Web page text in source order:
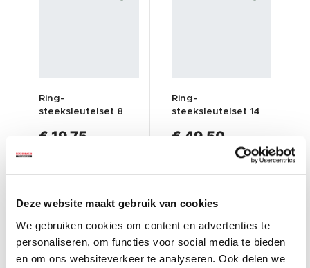
Deze website maakt gebruik van cookies
We gebruiken cookies om content en advertenties te
personaliseren, om functies voor social media te bieden
en om ons websiteverkeer te analyseren. Ook delen we
Ring-
steeksleutelset 8
levenslange
€ 19,75
Verzendkosten
Ring-
steeksleutelset 14
levenslange
€ 49,50
Verzendkosten